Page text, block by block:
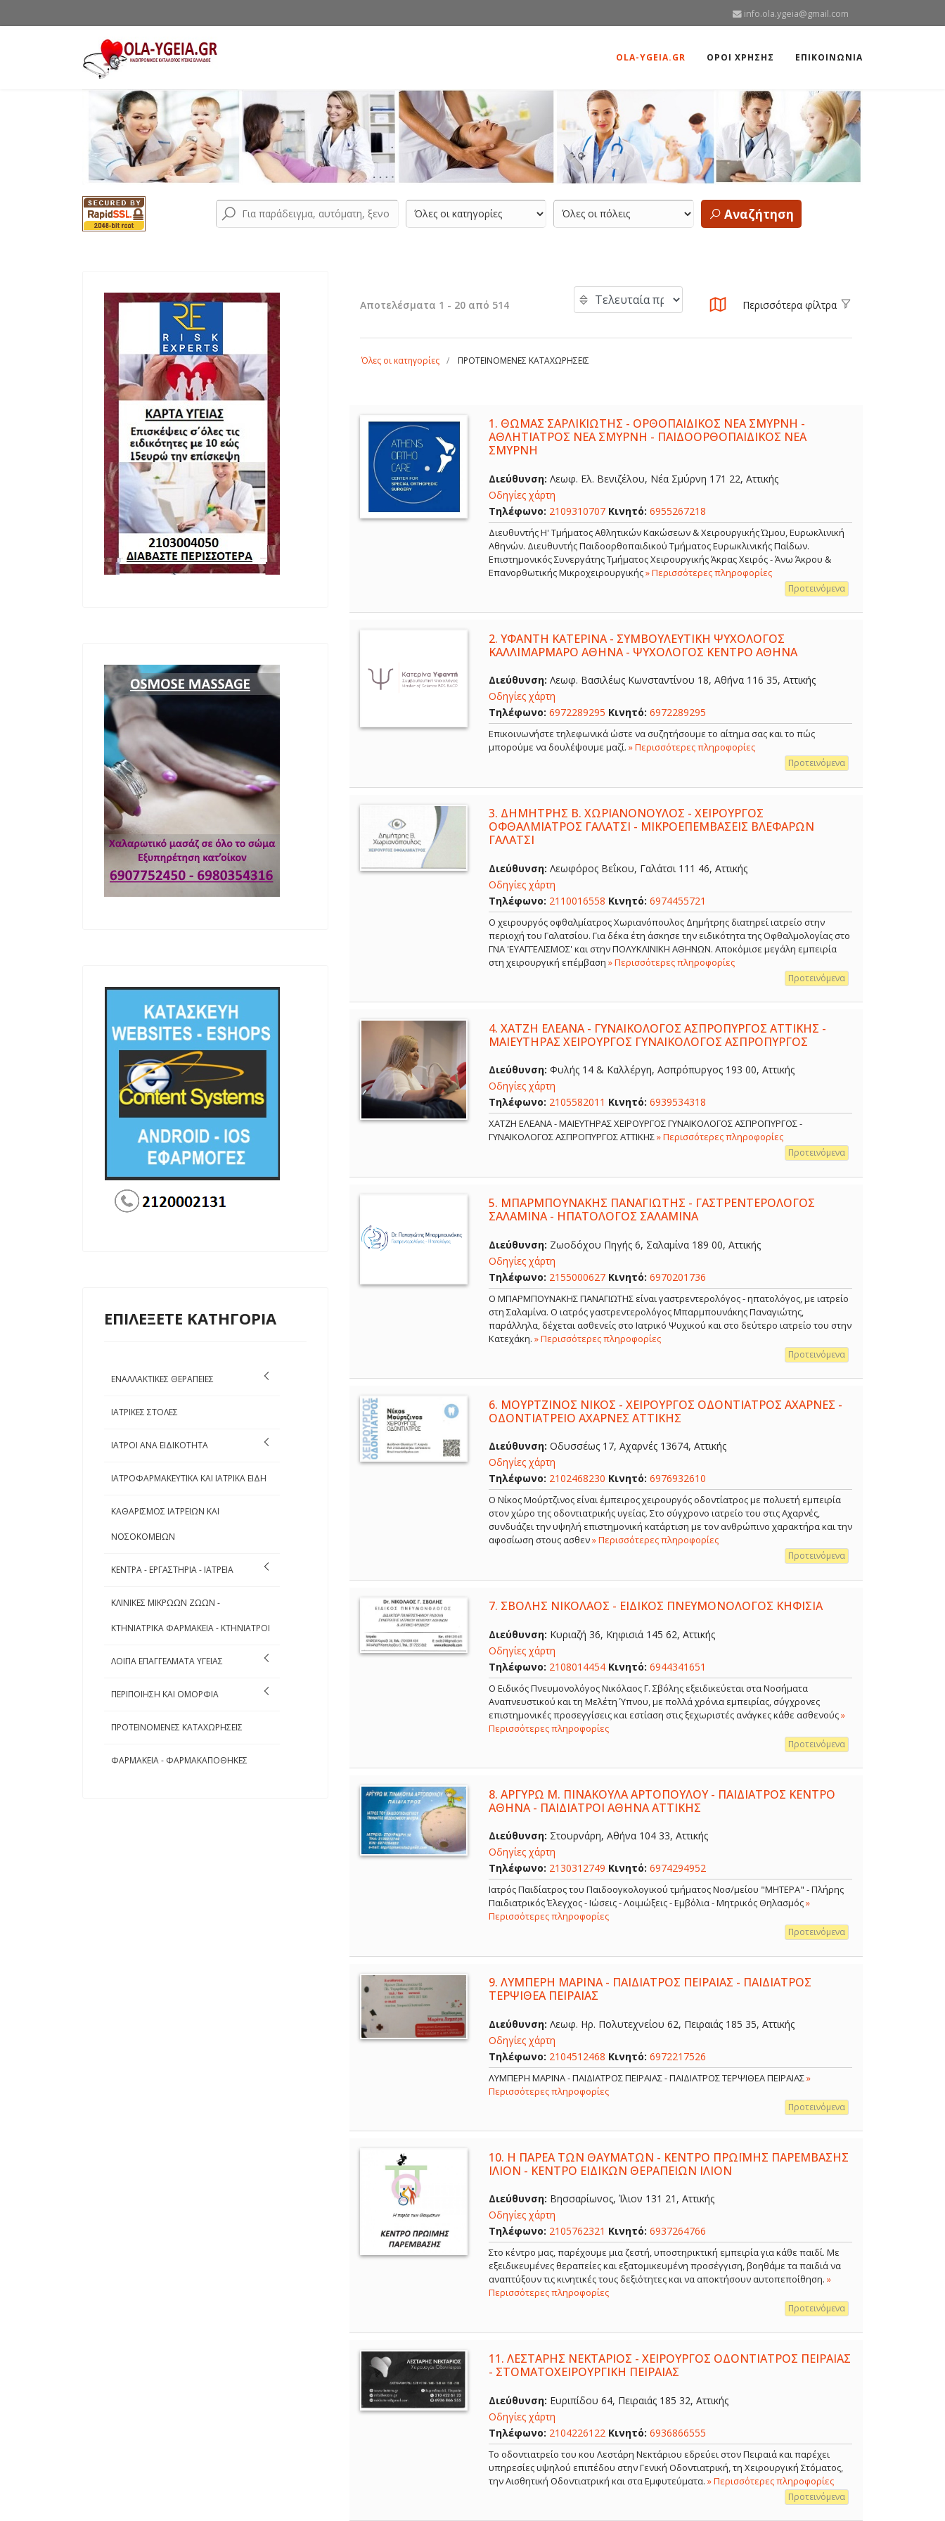
info.ola.ygeia@gmail.com
OLA-YGEIA.GR ΟΡΟΙ ΧΡΗΣΗΣ ΕΠΙΚΟΙΝΩΝΙΑ
Αναζήτηση
ΕΠΙΛΕΞΕΤΕ ΚΑΤΗΓΟΡΙΑ
ΕΝΑΛΛΑΚΤΙΚΕΣ ΘΕΡΑΠΕΙΕΣ
ΙΑΤΡΙΚΕΣ ΣΤΟΛΕΣ
ΙΑΤΡΟΙ ΑΝΑ ΕΙΔΙΚΟΤΗΤΑ
ΙΑΤΡΟΦΑΡΜΑΚΕΥΤΙΚΑ ΚΑΙ ΙΑΤΡΙΚΑ ΕΙΔΗ
ΚΑΘΑΡΙΣΜΟΣ ΙΑΤΡΕΙΩΝ ΚΑΙ
ΝΟΣΟΚΟΜΕΙΩΝ
ΚΕΝΤΡΑ - ΕΡΓΑΣΤΗΡΙΑ - ΙΑΤΡΕΙΑ
ΚΛΙΝΙΚΕΣ ΜΙΚΡΩΩΝ ΖΩΩΝ -
ΚΤΗΝΙΑΤΡΙΚΑ ΦΑΡΜΑΚΕΙΑ - ΚΤΗΝΙΑΤΡΟΙ
ΛΟΙΠΑ ΕΠΑΓΓΕΛΜΑΤΑ ΥΓΕΙΑΣ
ΠΕΡΙΠΟΙΗΣΗ ΚΑΙ ΟΜΟΡΦΙΑ
ΠΡΟΤΕΙΝΟΜΕΝΕΣ ΚΑΤΑΧΩΡΗΣΕΙΣ
ΦΑΡΜΑΚΕΙΑ - ΦΑΡΜΑΚΑΠΟΘΗΚΕΣ
Αποτελέσματα 1 - 20 από 514 Περισσότερα φίλτρα
Όλες οι κατηγορίες ΠΡΟΤΕΙΝΟΜΕΝΕΣ ΚΑΤΑΧΩΡΗΣΕΙΣ
1. ΘΩΜΑΣ ΣΑΡΛΙΚΙΩΤΗΣ - ΟΡΘΟΠΑΙΔΙΚΟΣ ΝΕΑ ΣΜΥΡΝΗ -
ΑΘΛΗΤΙΑΤΡΟΣ ΝΕΑ ΣΜΥΡΝΗ - ΠΑΙΔΟΟΡΘΟΠΑΙΔΙΚΟΣ ΝΕΑ
ΣΜΥΡΝΗ
Διεύθυνση: Λεωφ. Ελ. Βενιζέλου, Νέα Σμύρνη 171 22, Αττικής
Οδηγίες χάρτη
Τηλέφωνο: 2109310707 Κινητό: 6955267218
Διευθυντής Η' Τμήματος Αθλητικών Κακώσεων & Χειρουργικής Ώμου, Ευρωκλινική
Αθηνών. Διευθυντής Παιδοορθοπαιδικού Τμήματος Ευρωκλινικής Παίδων.
Επιστημονικός Συνεργάτης Τμήματος Χειρουργικής Άκρας Χειρός - Άνω Άκρου &
Επανορθωτικής Μικροχειρουργικής» Περισσότερες πληροφορίες
Προτεινόμενα
2. ΥΦΑΝΤΗ ΚΑΤΕΡΙΝΑ - ΣΥΜΒΟΥΛΕΥΤΙΚΗ ΨΥΧΟΛΟΓΟΣ
ΚΑΛΛΙΜΑΡΜΑΡΟ ΑΘΗΝΑ - ΨΥΧΟΛΟΓΟΣ ΚΕΝΤΡΟ ΑΘΗΝΑ
Διεύθυνση: Λεωφ. Βασιλέως Κωνσταντίνου 18, Αθήνα 116 35, Αττικής
Οδηγίες χάρτη
Τηλέφωνο: 6972289295 Κινητό: 6972289295
Επικοινωνήστε τηλεφωνικά ώστε να συζητήσουμε το αίτημα σας και το πώς
μπορούμε να δουλέψουμε μαζί. » Περισσότερες πληροφορίες
Προτεινόμενα
3. ΔΗΜΗΤΡΗΣ Β. ΧΩΡΙΑΝΟΝΟΥΛΟΣ - ΧΕΙΡΟΥΡΓΟΣ
ΟΦΘΑΛΜΙΑΤΡΟΣ ΓΑΛΑΤΣΙ - ΜΙΚΡΟΕΠΕΜΒΑΣΕΙΣ ΒΛΕΦΑΡΩΝ
ΓΑΛΑΤΣΙ
Διεύθυνση: Λεωφόρος Βεΐκου, Γαλάτσι 111 46, Αττικής
Οδηγίες χάρτη
Τηλέφωνο: 2110016558 Κινητό: 6974455721
Ο χειρουργός οφθαλμίατρος Χωριανόπουλος Δημήτρης διατηρεί ιατρείο στην
περιοχή του Γαλατσίου. Για δέκα έτη άσκησε την ειδικότητα της Οφθαλμολογίας στο
ΓΝΑ 'ΕΥΑΓΓΕΛΙΣΜΟΣ' και στην ΠΟΛΥΚΛΙΝΙΚΗ ΑΘΗΝΩΝ. Αποκόμισε μεγάλη εμπειρία
στη χειρουργική επέμβαση » Περισσότερες πληροφορίες
Προτεινόμενα
4. ΧΑΤΖΗ ΕΛΕΑΝΑ - ΓΥΝΑΙΚΟΛΟΓΟΣ ΑΣΠΡΟΠΥΡΓΟΣ ΑΤΤΙΚΗΣ -
ΜΑΙΕΥΤΗΡΑΣ ΧΕΙΡΟΥΡΓΟΣ ΓΥΝΑΙΚΟΛΟΓΟΣ ΑΣΠΡΟΠΥΡΓΟΣ
Διεύθυνση: Φυλής 14 & Καλλέργη, Ασπρόπυργος 193 00, Αττικής
Οδηγίες χάρτη
Τηλέφωνο: 2105582011 Κινητό: 6939534318
ΧΑΤΖΗ ΕΛΕΑΝΑ - ΜΑΙΕΥΤΗΡΑΣ ΧΕΙΡΟΥΡΓΟΣ ΓΥΝΑΙΚΟΛΟΓΟΣ ΑΣΠΡΟΠΥΡΓΟΣ -
ΓΥΝΑΙΚΟΛΟΓΟΣ ΑΣΠΡΟΠΥΡΓΟΣ ΑΤΤΙΚΗΣ» Περισσότερες πληροφορίες
Προτεινόμενα
5. ΜΠΑΡΜΠΟΥΝΑΚΗΣ ΠΑΝΑΓΙΩΤΗΣ - ΓΑΣΤΡΕΝΤΕΡΟΛΟΓΟΣ
ΣΑΛΑΜΙΝΑ - ΗΠΑΤΟΛΟΓΟΣ ΣΑΛΑΜΙΝΑ
Διεύθυνση: Ζωοδόχου Πηγής 6, Σαλαμίνα 189 00, Αττικής
Οδηγίες χάρτη
Τηλέφωνο: 2155000627 Κινητό: 6970201736
Ο ΜΠΑΡΜΠΟΥΝΑΚΗΣ ΠΑΝΑΓΙΩΤΗΣ είναι γαστρεντερολόγος - ηπατολόγος, με ιατρείο
στη Σαλαμίνα. Ο ιατρός γαστρεντερολόγος Μπαρμπουνάκης Παναγιώτης,
παράλληλα, δέχεται ασθενείς στο Ιατρικό Ψυχικού και στο δεύτερο ιατρείο του στην
Κατεχάκη. » Περισσότερες πληροφορίες
Προτεινόμενα
6. ΜΟΥΡΤΖΙΝΟΣ ΝΙΚΟΣ - ΧΕΙΡΟΥΡΓΟΣ ΟΔΟΝΤΙΑΤΡΟΣ ΑΧΑΡΝΕΣ -
ΟΔΟΝΤΙΑΤΡΕΙΟ ΑΧΑΡΝΕΣ ΑΤΤΙΚΗΣ
Διεύθυνση: Οδυσσέως 17, Αχαρνές 13674, Αττικής
Οδηγίες χάρτη
Τηλέφωνο: 2102468230 Κινητό: 6976932610
Ο Νίκος Μούρτζινος είναι έμπειρος χειρουργός οδοντίατρος με πολυετή εμπειρία
στον χώρο της οδοντιατρικής υγείας. Στο σύγχρονο ιατρείο του στις Αχαρνές,
συνδυάζει την υψηλή επιστημονική κατάρτιση με τον ανθρώπινο χαρακτήρα και την
αφοσίωση στους ασθεν» Περισσότερες πληροφορίες
Προτεινόμενα
7. ΣΒΟΛΗΣ ΝΙΚΟΛΑΟΣ - ΕΙΔΙΚΟΣ ΠΝΕΥΜΟΝΟΛΟΓΟΣ ΚΗΦΙΣΙΑ
Διεύθυνση: Κυριαζή 36, Κηφισιά 145 62, Αττικής
Οδηγίες χάρτη
Τηλέφωνο: 2108014454 Κινητό: 6944341651
O Ειδικός Πνευμονολόγος Νικόλαος Γ. Σβόλης εξειδικεύεται στα Νοσήματα
Αναπνευστικού και τη Μελέτη Ύπνου, με πολλά χρόνια εμπειρίας, σύγχρονες
επιστημονικές προσεγγίσεις και εστίαση στις ξεχωριστές ανάγκες κάθε ασθενούς»
Περισσότερες πληροφορίες
Προτεινόμενα
8. ΑΡΓΥΡΩ Μ. ΠΙΝΑΚΟΥΛΑ ΑΡΤΟΠΟΥΛΟΥ - ΠΑΙΔΙΑΤΡΟΣ ΚΕΝΤΡΟ
ΑΘΗΝΑ - ΠΑΙΔΙΑΤΡΟΙ ΑΘΗΝΑ ΑΤΤΙΚΗΣ
Διεύθυνση: Στουρνάρη, Αθήνα 104 33, Αττικής
Οδηγίες χάρτη
Τηλέφωνο: 2130312749 Κινητό: 6974294952
Ιατρός Παιδίατρος του Παιδοογκολογικού τμήματος Νοσ/μείου "ΜΗΤΕΡΑ" - Πλήρης
Παιδιατρικός Έλεγχος - Ιώσεις - Λοιμώξεις - Εμβόλια - Μητρικός Θηλασμός»
Περισσότερες πληροφορίες
Προτεινόμενα
9. ΛΥΜΠΕΡΗ ΜΑΡΙΝΑ - ΠΑΙΔΙΑΤΡΟΣ ΠΕΙΡΑΙΑΣ - ΠΑΙΔΙΑΤΡΟΣ
ΤΕΡΨΙΘΕΑ ΠΕΙΡΑΙΑΣ
Διεύθυνση: Λεωφ. Ηρ. Πολυτεχνείου 62, Πειραιάς 185 35, Αττικής
Οδηγίες χάρτη
Τηλέφωνο: 2104512468 Κινητό: 6972217526
ΛΥΜΠΕΡΗ ΜΑΡΙΝΑ - ΠΑΙΔΙΑΤΡΟΣ ΠΕΙΡΑΙΑΣ - ΠΑΙΔΙΑΤΡΟΣ ΤΕΡΨΙΘΕΑ ΠΕΙΡΑΙΑΣ»
Περισσότερες πληροφορίες
Προτεινόμενα
10. Η ΠΑΡΕΑ ΤΩΝ ΘΑΥΜΑΤΩΝ - ΚΕΝΤΡΟ ΠΡΩΪΜΗΣ ΠΑΡΕΜΒΑΣΗΣ
ΙΛΙΟΝ - ΚΕΝΤΡΟ ΕΙΔΙΚΩΝ ΘΕΡΑΠΕΙΩΝ ΙΛΙΟΝ
Διεύθυνση: Βησσαρίωνος, Ίλιον 131 21, Αττικής
Οδηγίες χάρτη
Τηλέφωνο: 2105762321 Κινητό: 6937264766
Στο κέντρο μας, παρέχουμε μια ζεστή, υποστηρικτική εμπειρία για κάθε παιδί. Με
εξειδικευμένες θεραπείες και εξατομικευμένη προσέγγιση, βοηθάμε τα παιδιά να
αναπτύξουν τις κινητικές τους δεξιότητες και να αποκτήσουν αυτοπεποίθηση. »
Περισσότερες πληροφορίες
Προτεινόμενα
11. ΛΕΣΤΑΡΗΣ ΝΕΚΤΑΡΙΟΣ - ΧΕΙΡΟΥΡΓΟΣ ΟΔΟΝΤΙΑΤΡΟΣ ΠΕΙΡΑΙΑΣ
- ΣΤΟΜΑΤΟΧΕΙΡΟΥΡΓΙΚΗ ΠΕΙΡΑΙΑΣ
Διεύθυνση: Ευριπίδου 64, Πειραιάς 185 32, Αττικής
Οδηγίες χάρτη
Τηλέφωνο: 2104226122 Κινητό: 6936866555
Το οδοντιατρείο του κου Λεστάρη Νεκτάριου εδρεύει στον Πειραιά και παρέχει
υπηρεσίες υψηλού επιπέδου στην Γενική Οδοντιατρική, τη Χειρουργική Στόματος,
την Αισθητική Οδοντιατρική και στα Εμφυτεύματα. » Περισσότερες πληροφορίες
Προτεινόμενα